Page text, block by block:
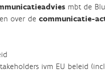
mbt de
over de communicatie-
ivm EU beleid